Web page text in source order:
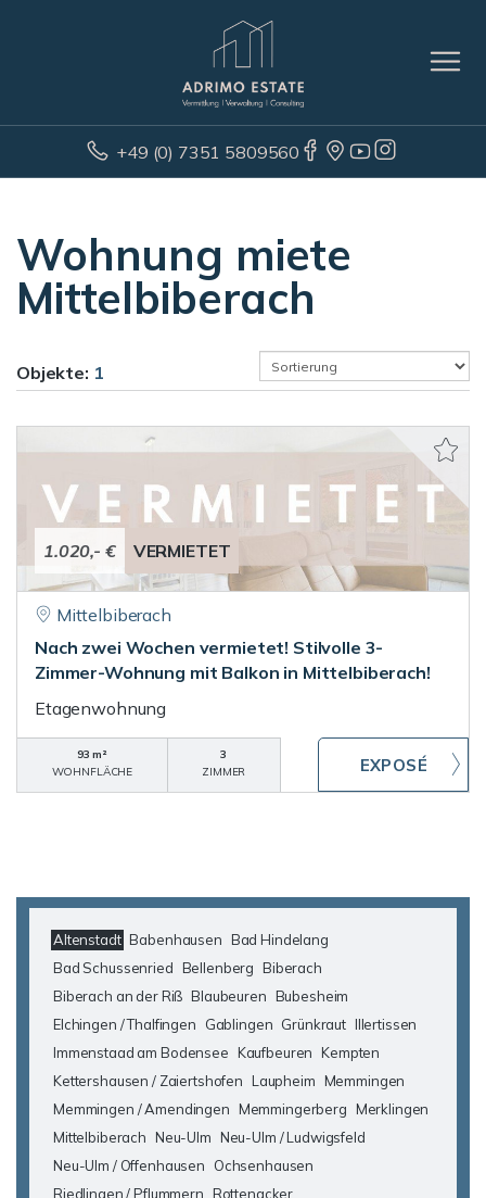
+49 (0) 7351 5809560
Wohnung miete
Mittelbiberach
Objekte: 1
1.020,- € VERMIETET
Mittelbiberach
Nach zwei Wochen vermietet! Stilvolle 3-
Zimmer-Wohnung mit Balkon in Mittelbiberach!
Etagenwohnung
93 m²
WOHNFLÄCHE
3
ZIMMER
Altenstadt Babenhausen Bad Hindelang
Bad Schussenried Bellenberg Biberach
Biberach an der Riß Blaubeuren Bubesheim
Elchingen / Thalfingen
Gablingen Grünkraut Illertissen
Immenstaad am Bodensee Kaufbeuren Kempten
Kettershausen / Zaiertshofen Laupheim Memmingen
Memmingen / Amendingen Memmingerberg Merklingen
Mittelbiberach Neu-Ulm Neu-Ulm / Ludwigsfeld
Neu-Ulm / Offenhausen
Ochsenhausen
Riedlingen / Pflummern Rottenacker